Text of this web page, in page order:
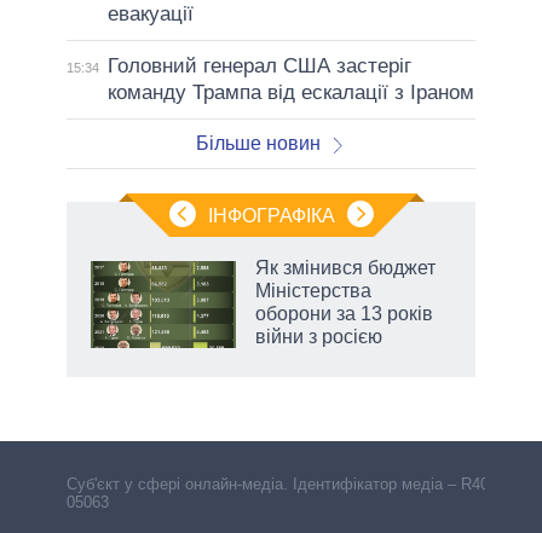
евакуації
15:34
Головний генерал США застеріг
команду Трампа від ескалації з Іраном
Більше новин
ІНФОГРАФІКА
Як змінився бюджет
Міністерства
оборони за 13 років
війни з росією
Cуб'єкт у сфері онлайн-медіа. Ідентифікатор медіа – R40-
05063